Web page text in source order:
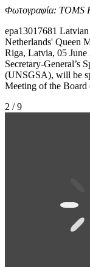
Φωτογραφία: TOMS
epa13017681
Netherlands' Queen
Riga, Latvia, 05
Secretary-General’s
(UNSGSA), will be
Meeting of the Board
2 / 9